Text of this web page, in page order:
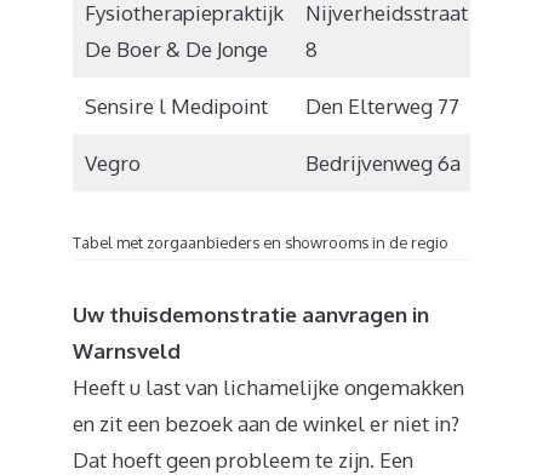
Fysiotherapiepraktijk
De Boer & De Jonge
Nijverheidsstraat
8
Sensire l Medipoint Den Elterweg 77
Vegro Bedrijvenweg 6a
Tabel met zorgaanbieders en showrooms in de regio
Uw thuisdemonstratie aanvragen in
Warnsveld
Heeft u last van lichamelijke ongemakken
en zit een bezoek aan de winkel er niet in?
Dat hoeft geen probleem te zijn. Een